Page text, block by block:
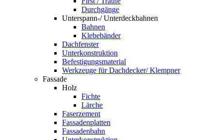
Durchgänge
Unterspann-/ Unterdeckbahnen
Bahnen
Klebebänder
Dachfenster
Unterkonstruktion
Befestigungsmaterial
Werkzeuge für Dachdecker/ Klempner
Fassade
Holz
Fichte
Lärche
Faserzement
Fassadenplatten
Fassadenbahn